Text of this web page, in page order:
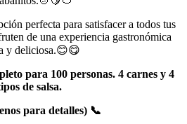
perfecta para satisfacer a todos tus
de una experiencia gastronómica
y deliciosa.😊😋
para 100 personas. 4 carnes y 4
de salsa.
para detalles) 📞